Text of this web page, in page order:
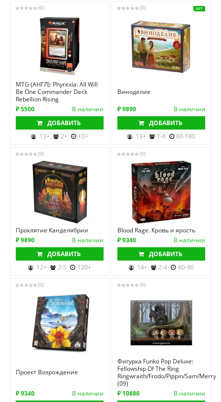
(0)
MTG (АНГЛ): Phyrexia: All Will
Be One Commander Deck
Rebellion Rising
₽ 5500
В наличии
ДОБАВИТЬ
13+
2+ 10+
(0) ХИТ
Виноделие
₽ 9890
В наличии
ДОБАВИТЬ
13+
1-6 60-180
(0)
Проклятие Канделябрии
₽ 9890
В наличии
ДОБАВИТЬ
12+
2-5 120+
(0)
Blood Rage. Кровь и ярость
₽ 9340
В наличии
ДОБАВИТЬ
14+
2-4 60-90
(0)
Проект Возрождение
₽ 9340
В наличии
(0)
Фигурка Funko Pop Deluxe:
Fellowship Of The Ring
Ringwraith/Frodo/Pippin/Sam/Merry
(09)
₽ 10880
В наличии